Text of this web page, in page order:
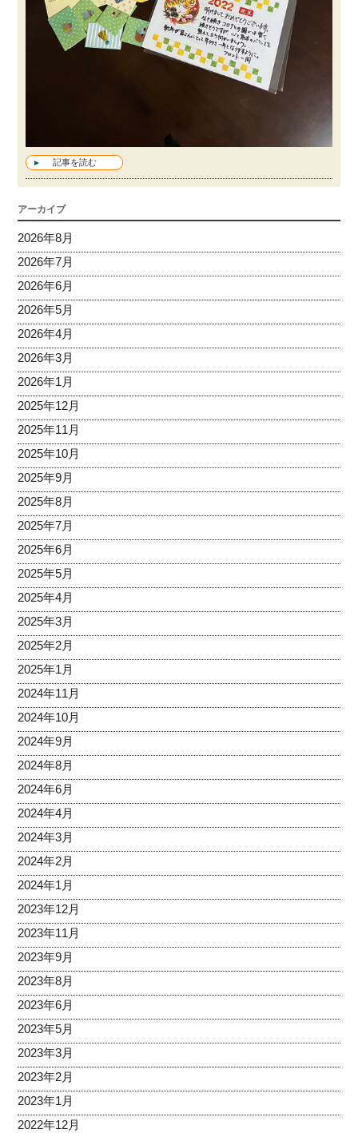
記事を読む
アーカイブ
2026年8月
2026年7月
2026年6月
2026年5月
2026年4月
2026年3月
2026年1月
2025年12月
2025年11月
2025年10月
2025年9月
2025年8月
2025年7月
2025年6月
2025年5月
2025年4月
2025年3月
2025年2月
2025年1月
2024年11月
2024年10月
2024年9月
2024年8月
2024年6月
2024年4月
2024年3月
2024年2月
2024年1月
2023年12月
2023年11月
2023年9月
2023年8月
2023年6月
2023年5月
2023年3月
2023年2月
2023年1月
2022年12月